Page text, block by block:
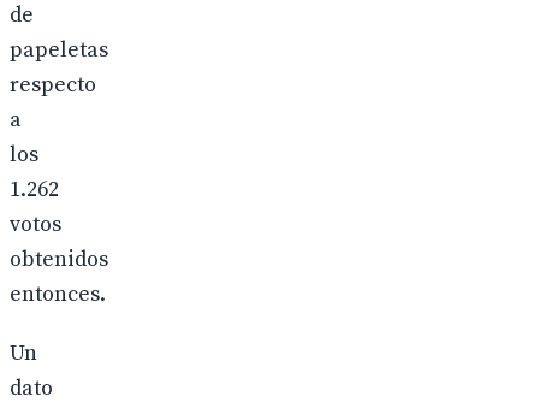
de
papeletas
respecto
a
los
1.262
votos
obtenidos
entonces.
Un
dato